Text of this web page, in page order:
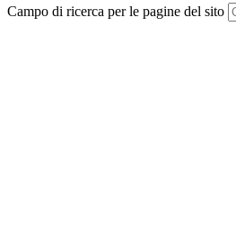
Campo di ricerca per le pagine del sito